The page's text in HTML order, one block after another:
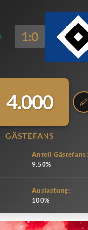
1:0
4.000
GÄSTEFANS
Anteil Gästefans:
9.50%
Auslastung:
100%